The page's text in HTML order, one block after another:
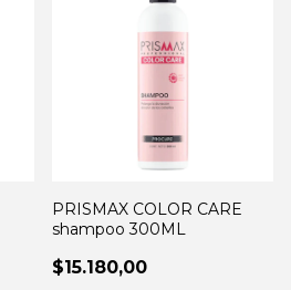
PRISMAX COLOR CARE
shampoo 300ML
$15.180,00